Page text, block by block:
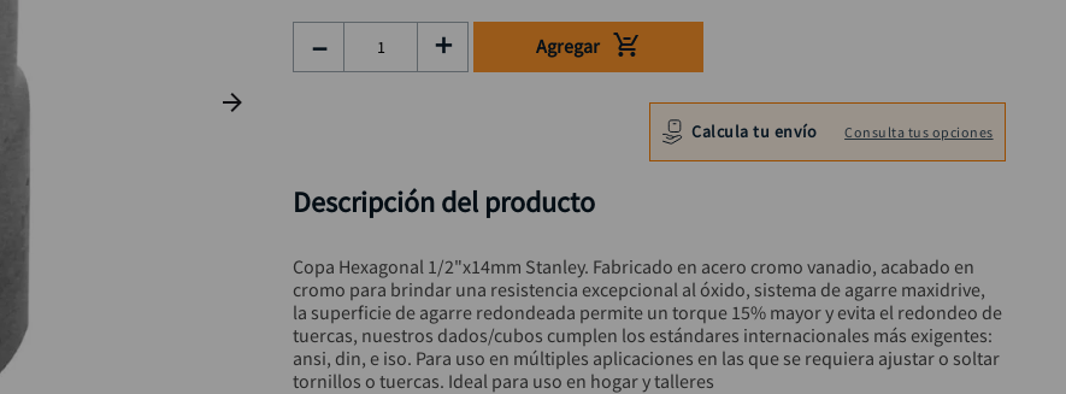
＋
－ Agregar
Calcula tu envío Consulta tus opciones
Descripción del producto
Copa Hexagonal 1/2"x14mm Stanley. Fabricado en acero cromo vanadio, acabado en
cromo para brindar una resistencia excepcional al óxido, sistema de agarre maxidrive,
la superficie de agarre redondeada permite un torque 15% mayor y evita el redondeo de
tuercas, nuestros dados/cubos cumplen los estándares internacionales más exigentes:
ansi, din, e iso. Para uso en múltiples aplicaciones en las que se requiera ajustar o soltar
tornillos o tuercas. Ideal para uso en hogar y talleres